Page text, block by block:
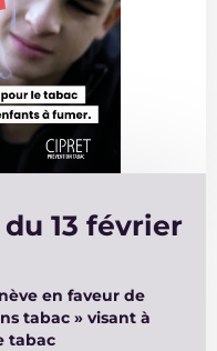
13 février
en faveur de
tabac » visant à
tabac